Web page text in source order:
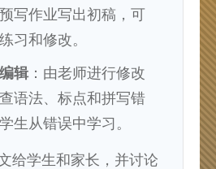
预写作业写出初稿，可
习和修改。
辑：由老师进行修改
语法、标点和拼写错
生从错误中学习。
给学生和家长，并讨论